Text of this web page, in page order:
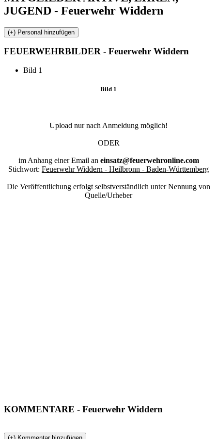
JUGEND - Feuerwehr Widdern
FEUERWEHRBILDER - Feuerwehr Widdern
Bild 1
Bild 1
Upload nur nach Anmeldung möglich!
ODER
im Anhang einer Email an einsatz@feuerwehronline.com
Stichwort: Feuerwehr Widdern - Heilbronn - Baden-Württemberg
Die Veröffentlichung erfolgt selbstverständlich unter Nennung von
Quelle/Urheber
KOMMENTARE - Feuerwehr Widdern